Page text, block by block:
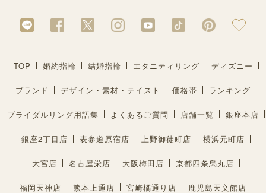
TOP 婚約指輪 結婚指輪 エタニティリング ディズニー
ブランド デザイン・素材・テイスト 価格帯 ランキング
ブライダルリング用語集 よくあるご質問 店舗一覧 銀座本店
銀座2丁目店 表参道原宿店 上野御徒町店 横浜元町店
大宮店 名古屋栄店 大阪梅田店 京都四条烏丸店
福岡天神店 熊本上通店 宮崎橘通り店 鹿児島天文館店